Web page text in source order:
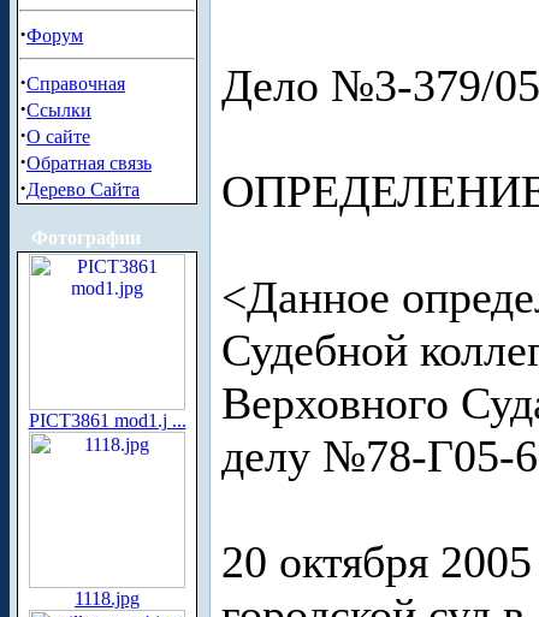
·Форум
·Справочная
·Ссылки
·О сайте
·Обратная связь
·Дерево Сайта
Фотографии
PICT3861 mod1.j ...
1118.jpg
Дело №3-379/05
<Данное
Судебной
Верховного
делу №78-Г05-
20 октября